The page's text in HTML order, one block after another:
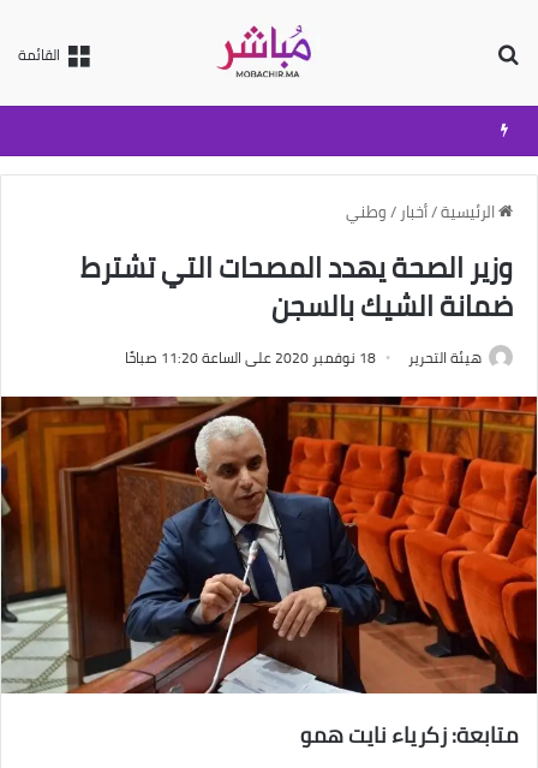
القائمة
الرئيسية/أخبار /وطني
وزير الصحة يهدد المصحات التي تشترط
ضمانة الشيك بالسجن
هيئة التحرير 18 نوفمبر 2020 على الساعة 11:20 صباحًا
متابعة: زكرياء نايت همو